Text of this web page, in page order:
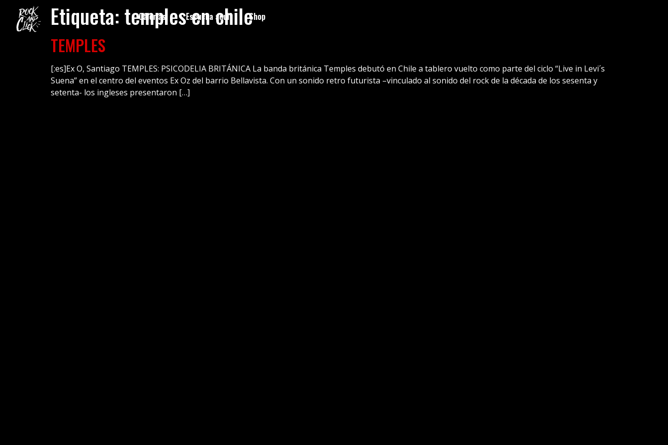
Galerías Escucha aqui Shop
Etiqueta: temples en chile
TEMPLES
[:es]Ex O, Santiago TEMPLES: PSICODELIA BRITÁNICA La banda británica Temples debutó en Chile a tablero vuelto como parte del ciclo “Live in Levi´s
Suena” en el centro del eventos Ex Oz del barrio Bellavista. Con un sonido retro futurista –vinculado al sonido del rock de la década de los sesenta y
setenta- los ingleses presentaron […]